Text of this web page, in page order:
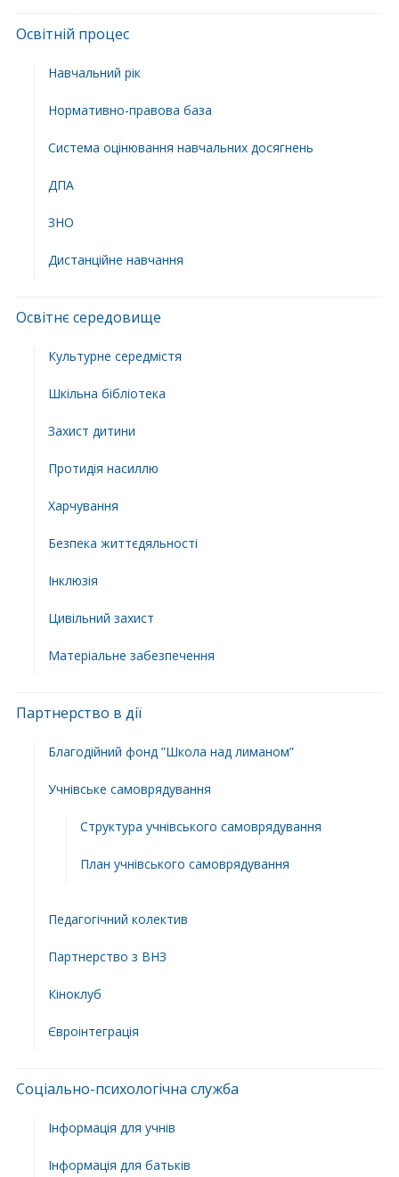
Освітній процес
Навчальний рік
Нормативно-правова база
Система оцінювання навчальних досягнень
ДПА
ЗНО
Дистанційне навчання
Освітнє середовище
Культурне середмістя
Шкільна бібліотека
Захист дитини
Протидія насиллю
Харчування
Безпека життєдяльності
Інклюзія
Цивільний захист
Матеріальне забезпечення
Партнерство в дії
Благодійний фонд ”Школа над лиманом”
Учнівське самоврядування
Структура учнiвського самоврядування
План учнiвського самоврядування
Педагогічний колектив
Партнерство з ВНЗ
Кіноклуб
Євроінтеграція
Соціально-психологічна служба
Інформація для учнів
Інформація для батьків